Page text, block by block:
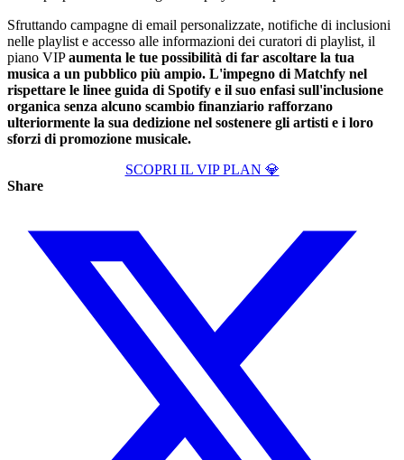
Sfruttando campagne di email personalizzate, notifiche di inclusioni
nelle playlist e accesso alle informazioni dei curatori di playlist, il
piano VIPaumenta le tue possibilità di far ascoltare la tua
musica a un pubblico più ampio. L'impegno di Matchfy nel
rispettare le linee guida di Spotify e il suo enfasi sull'inclusione
organica senza alcuno scambio finanziario rafforzano
ulteriormente la sua dedizione nel sostenere gli artisti e i loro
sforzi di promozione musicale.
SCOPRI IL VIP PLAN 💎
Share